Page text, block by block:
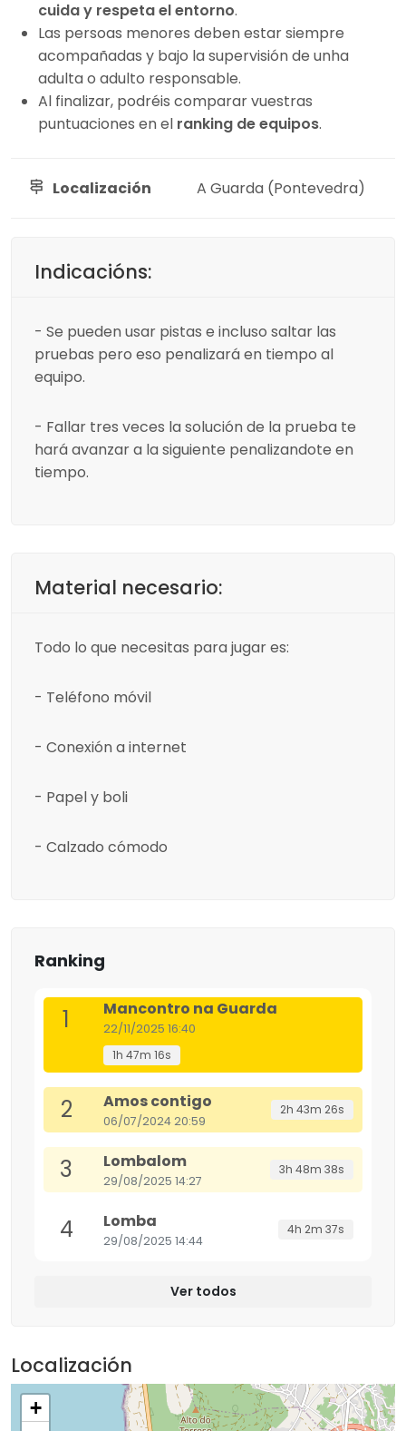
cuida y respeta el entorno.
Las persoas menores deben estar siempre
acompañadas y bajo la supervisión de unha
adulta o adulto responsable.
Al finalizar, podréis comparar vuestras
puntuaciones en el ranking de equipos.
Localización A Guarda (Pontevedra)
Indicacións:
- Se pueden usar pistas e incluso saltar las
pruebas pero eso penalizará en tiempo al
equipo.
- Fallar tres veces la solución de la prueba te
hará avanzar a la siguiente penalizandote en
tiempo.
Material necesario:
Todo lo que necesitas para jugar es:
- Teléfono móvil
- Conexión a internet
- Papel y boli
- Calzado cómodo
Ranking
1 Mancontro na Guarda
22/11/2025 16:40
1h 47m 16s
2 Amos contigo
06/07/2024 20:59
2h 43m 26s
3 Lombalom
29/08/2025 14:27
3h 48m 38s
4 Lomba
29/08/2025 14:44
4h 2m 37s
Ver todos
Localización
+